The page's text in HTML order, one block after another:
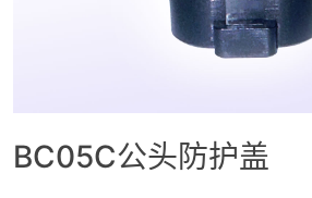
BC05C公头防护盖